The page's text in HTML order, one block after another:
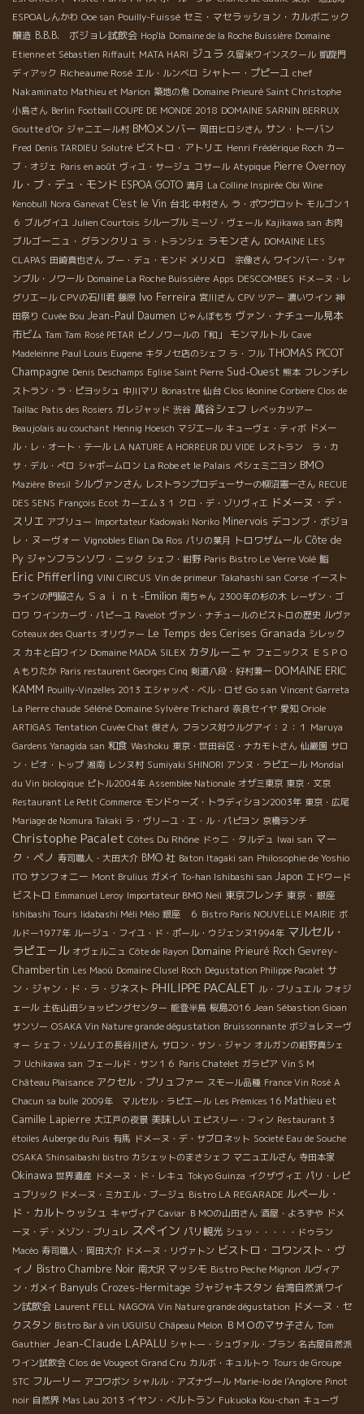
ESPOAしんかわ Ooe san Pouilly-Fuissé セミ・マセラッション・カルボニック
醸造 B.B.B. ボジョレ試飲会 Hop'là Domaine de la Roche Buissière Domaine
Etienne et Sébastien Riffault MATA HARI ジュラ 久留米ワインスクール 凱旋門
ディアック Richeaume Rosé エル・ルンベロ シャトー・プピーユ chef
Nakaminato Mathieu et Marion 築地の魚 Domaine Prieuré Saint Christophe
小島さん Berlin Football COUPE DE MONDE 2018 DOMAINE SARNIN BERRUX
Goutte d’Or ジャニエール村 BMOメンバー 岡田ヒロシさん サン・トーバン
Fred Denis TARDIEU Solutré ビストロ・アトリエ Henri Frédérique Roch カー
ブ・オジェ Paris en août ヴィユ・サージュ コサール Atypique Pierre Overnoy
ル・ブ・デュ・モンド ESPOA GOTO 満月 La Colline Inspirée Obi Wine
Kenobull Nora Ganevat C'est le Vin 台北 中村さん ラ・ポワヴロット モルゴン１
６ ブルグイユ Julien Courtois シルーブル ミーゾ・ヴェール Kajikawa san お肉
ブルゴーニュ・グランクリュ ラ・トランシェ ラモンさん DOMAINE LES
CLAPAS 田崎真也さん ブー・デュ・モンド メリメロ 宗像さん ワインバー・シャ
ンブル・ノワール Domaine La Roche Buissière Apps DESCOMBES ドメーヌ・レ
グリエール CPVの石川君 藤原 Ivo Ferreira 宮川さん CPV ツアー 濃いワイン 神
田祭り Cuvée Bou Jean-Paul Daumen じゃんぼもち ヴァン・ナチュール見本
市ビム Tam Tam Rosé PETAR ピノノワールの「和」 モンマルトル Cave
Madeleinne Paul Louis Eugene キタノセ店のシェフ ラ・フル THOMAS PICOT
Champagne Denis Deschamps Eglise Saint Pierre Sud-Ouest 熊本 フレンチレ
ストラン・ラ・ピヨッシュ 中川マリ Bonastre 仙台 Clos léonine Corbiere Clos de
Taillac Patis des Rosiers ガレジャッド 渋谷 萬谷シェフ レベッカツアー
Beaujolais au couchant Hennig Hoesch マジエール キューヴェ・ティボ ドメー
ル・レ・オート・テール LA NATURE A HORREUR DU VIDE レストラン ラ・カ
サ・デル・ぺロ シャポームロン La Robe et le Palais ペシェミニヨン BMO
Mazière Bresil シルヴァンさん レストランプロデューサーの柳沼憲一さん RECUE
DES SENS François Ecot カーエム３１ クロ・デ・ゾリヴィエ ドメーヌ・デ・
スリエ アブリュー Importateur Kadowaki Noriko Minervois デコンブ・ボジョ
レ・ヌーヴォー Vignobles Elian Da Ros パリの葉月 トロワザムール Côte de
Py ジャンフランソワ・ニック シェフ・紺野 Paris Bistro Le Verre Volé 鮨
Eric Pfifferling VINI CIRCUS Vin de primeur Takahashi san Corse イースト
ラインの門脇さん Ｓａｉｎｔ-Emilion 南ちゃん 2300年の杉の木 レーザン・ゴ
ロワ ワインカーヴ・パピーユ Pavelot ヴァン・ナチュールのビストロの歴史 ルヴァ
Coteaux des Quarts オリヴァー Le Temps des Cerises Granada シレック
ス カキと白ワイン Domaine MADA SILEX カタルーニャ フェニックス ＥＳＰＯ
Ａもりたか Paris restaurent Georges Cinq 剣道八段・好村兼一 DOMAINE ERIC
KAMM Pouilly-Vinzelles 2013 エシャッペ・ベル・ロゼ Go san Vincent Garreta
La Pierre chaude Séléné Domaine Sylvère Trichard 奈良セイヤ 愛知 Oriole
ARTIGAS Tentation Cuvée Chat 俊さん フランス対ウルグアイ：２：１ Maruya
Gardens Yanagida san 和食 Washoku 東京・世田谷区・ナカモトさん 仙巌園 サロ
ン・ビオ・トップ 湘南 レンヌ村 Sumiyaki SHINORI アンヌ・ラピエール Mondial
du Vin biologique ピトル2004年 Assemblée Nationale オザミ東京 東京・文京
Restaurant Le Petit Commerce モンドゥーズ・トラディション2003年 東京・広尾
Mariage de Nomura Takaki ラ・ヴリーユ・エ・ル・パピヨン 京橋ランチ
Christophe Pacalet Côtes Du Rhône ドゥニ・タルデュ Iwai san マー
ク・ペノ 寿司職人・大田大介 BMO 社 Baton Itagaki san Philosophie de Yoshio
ITO サンフォニー Mont Brulius ガメイ To-han Ishibashi san Japon エドワード
ビストロ Emmanuel Leroy Importateur BMO Neil 東京フレンチ 東京・銀座
Ishibashi Tours Iidabashi Méli Mélo 銀座 ６ Bistro Paris NOUVELLE MAIRIE ボ
ルドー1977年 ルージュ・フイユ・ド・ポール・ウジェンヌ1994年 マルセル・
ラピエ－ル オヴェルニュ Côte de Rayon Domaine Prieuré Roch Gevrey-
Chambertin Les Maoù Domaine Clusel Roch Dégustation Philippe Pacalet サ
ン・ジャン・ド・ラ・ジネスト PHILIPPE PACALET ル・ブリュエル フォジ
ェール 土佐山田ショッピングセンター 能登半島 桜島2016 Jean Sébastion Gioan
サンソー OSAKA Vin Nature grande dégustation Bruissonnante ボジョレヌーヴ
ォー シェフ・ソムリエの長谷川さん サロン・サン・ジャン オルガンの紺野真シェ
フ Uchikawa san フェールド・サン１６ Paris Chatelet ガラピア Vin S M
Château Plaisance アクセル・プリュファー スモール品種 France Vin Rosé A
Chacun sa bulle 2009年 マルセル・ラピエール Les Prémices 16 Mathieu et
Camille Lapierre 大江戸の夜景 美味しい エピスリー・フィン Restaurant 3
étoiles Auberge du Puis 有馬 ドメーヌ・デ・サブロネット Societé Eau de Souche
OSAKA Shinsaibashi bistro カシェットのまさシェフ マニュエルさん 寺田本家
Okinawa 世界遺産 ドメーヌ・ド・レキュ Tokyo Guinza イクザヴィエ パリ・レピ
ュブリック ドメーヌ・ミカエル・ブージュ Bistro LA REGARADE ルペール・
ド・カルトゥッシュ キャヴィア Caviar ＢＭОの山田さん 酒屋・よろずや ドメ
ーヌ・デ・メゾン・ブリュレ スペイン パリ観光 シュッ・・・・・ドゥラン
Macéo 寿司職人・岡田大介 ドメーヌ・リヴァトン ビストロ・コワンスト・ヴ
ィノ Bistro Chambre Noir 南大沢 マッシモ Bistro Peche Mignon ルヴィア
ン・ガメイ Banyuls Crozes-Hermitage ジャジャキスタン 台湾自然派ワイ
ン試飲会 Laurent FELL NAGOYA Vin Nature grande dégustation ドメーヌ・セ
クスタン Bistro Bar à vin UGUISU Châpeau Melon ＢＭＯのマサ子さん Tom
Gauthier Jean-Claude LAPALU シャトー・シュヴァル・ブラン 名古屋自然派
ワイン試飲会 Clos de Vougeot Grand Cru カルボ・キュルトゥ Tours de Groupe
STC フルーリー アコワボン シャルル・アズナヴール Marie-lo de l'Anglore Pinot
noir 自然界 Mas Lau 2013 イヤン・ベルトラン Fukuoka Kou-chan キューヴ